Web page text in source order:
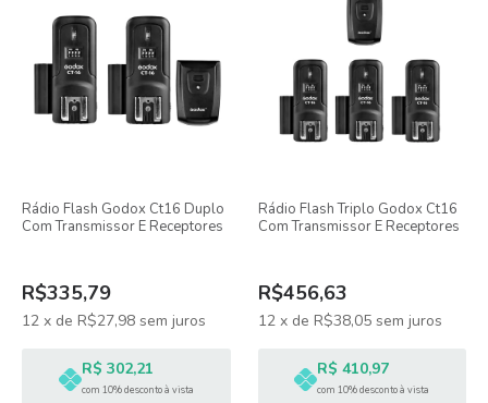
Rádio Flash Godox Ct16 Duplo
Com Transmissor E Receptores
R$335,79
12 x de R$27,98 sem juros
R$ 302,21
com 10% desconto à vista
Rádio Flash Triplo Godox Ct16
Com Transmissor E Receptores
R$456,63
12 x de R$38,05 sem juros
R$ 410,97
com 10% desconto à vista